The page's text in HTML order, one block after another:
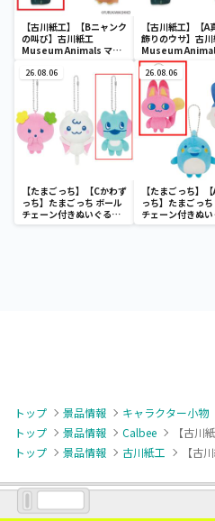
【古川紙工】【Bニャンク
の叫び】古川紙工
Museum Animals マス
【古川紙工】【A
飾りのウサ】古
Museum
コットぬいぐるみ
26.08.06
【たまごっち】【Cかわず
っち】たまごっち ボール
チェーン付きぬいぐるみ
～Tamagotchi
26.08.06
【たまごっち】
っち】たまごっ
チェーン付きぬ
～Tamagotchi
トップ 景品情報 キャラクター小物
トップ
景品情報 Calbee
トップ
景品情報 古川紙工